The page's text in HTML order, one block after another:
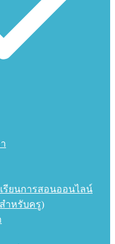
รียนการสอนออนไลน์
สำหรับครู)